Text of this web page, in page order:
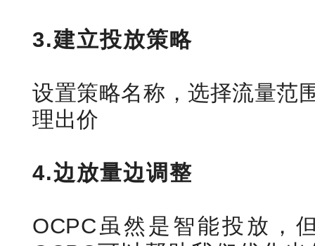
3.建立投放策略
设置策略名称，选择流量范
理出价
4.边放量边调整
OCPC虽然是智能投放，